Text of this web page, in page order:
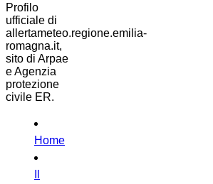
Profilo
ufficiale di
allertameteo.regione.emilia-
romagna.it,
sito di Arpae
e Agenzia
protezione
civile ER.
Home